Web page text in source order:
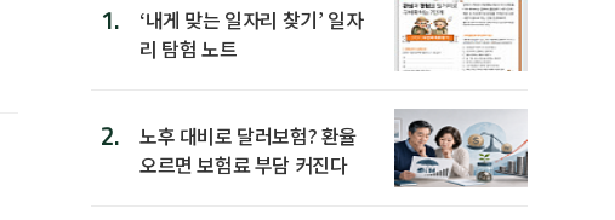
1.
‘내게 맞는 일자리 찾기’ 일자
리 탐험 노트
2.
노후 대비로 달러보험? 환율
오르면 보험료 부담 커진다